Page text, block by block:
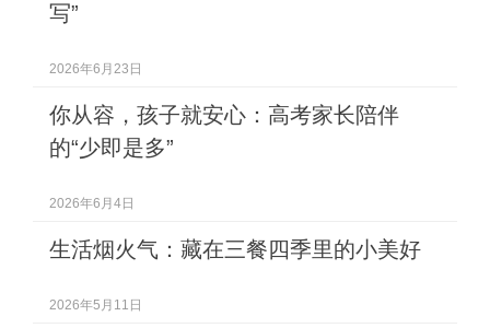
写”
2026年6月23日
你从容，孩子就安心：高考家长陪伴
的“少即是多”
2026年6月4日
生活烟火气：藏在三餐四季里的小美好
2026年5月11日